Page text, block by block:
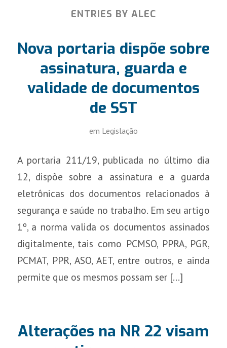
ENTRIES BY ALEC
Nova portaria dispõe sobre
assinatura, guarda e
validade de documentos
de SST
em Legislação
A portaria 211/19, publicada no último dia
12, dispõe sobre a assinatura e a guarda
eletrônicas dos documentos relacionados à
segurança e saúde no trabalho. Em seu artigo
1º, a norma valida os documentos assinados
digitalmente, tais como PCMSO, PPRA, PGR,
PCMAT, PPR, ASO, AET, entre outros, e ainda
permite que os mesmos possam ser […]
Alterações na NR 22 visam